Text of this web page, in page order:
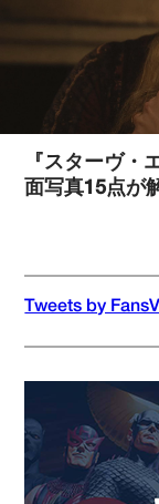
『スターヴ・
面写真15点が
Tweets by